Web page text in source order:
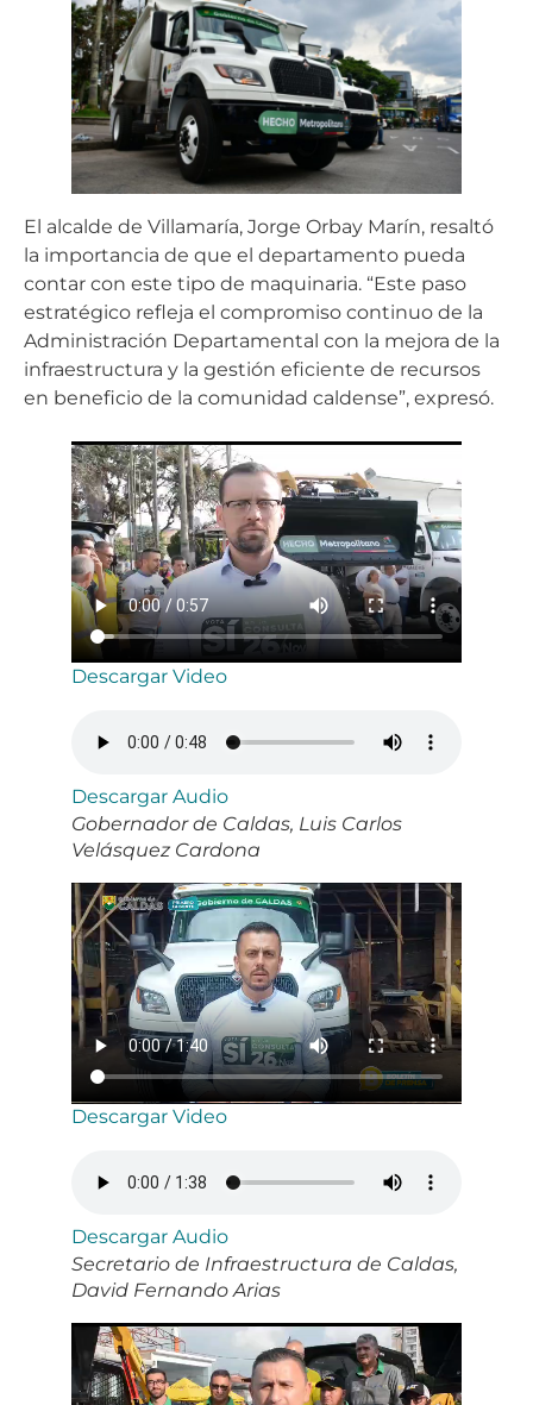
El alcalde de Villamaría, Jorge Orbay Marín, resaltó
la importancia de que el departamento pueda
contar con este tipo de maquinaria. “Este paso
estratégico refleja el compromiso continuo de la
Administración Departamental con la mejora de la
infraestructura y la gestión eficiente de recursos
en beneficio de la comunidad caldense”, expresó.
Descargar Video
Descargar Audio
Gobernador de Caldas, Luis Carlos
Velásquez Cardona
Descargar Video
Descargar Audio
Secretario de Infraestructura de Caldas,
David Fernando Arias